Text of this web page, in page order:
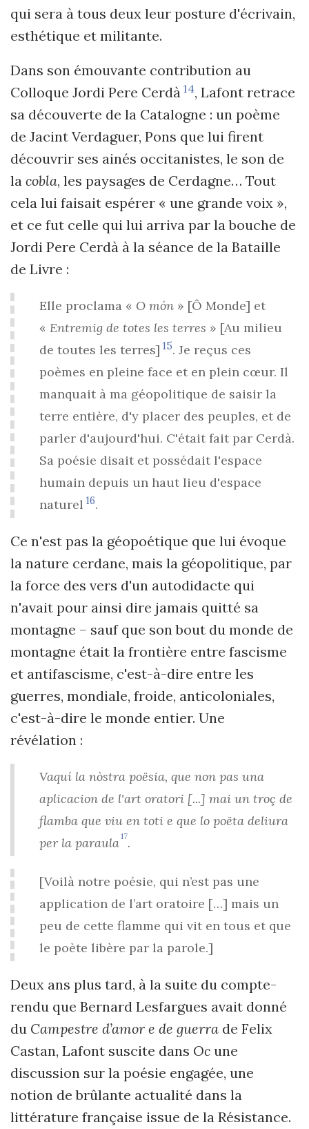
qui sera à tous deux leur posture d'écrivain,
esthétique et militante.
Dans son émouvante contribution au
Colloque Jordi Pere Cerdà 14, Lafont retrace
sa découverte de la Catalogne : un poème
de Jacint Verdaguer, Pons que lui firent
découvrir ses ainés occitanistes, le son de
la cobla, les paysages de Cerdagne… Tout
cela lui faisait espérer « une grande voix »,
et ce fut celle qui lui arriva par la bouche de
Jordi Pere Cerdà à la séance de la Bataille
de Livre :
Elle proclama « O món » [Ô Monde] et
« Entremig de totes les terres » [Au milieu
de toutes les terres] 15. Je reçus ces
poèmes en pleine face et en plein cœur. Il
manquait à ma géopolitique de saisir la
terre entière, d'y placer des peuples, et de
parler d'aujourd'hui. C'était fait par Cerdà.
Sa poésie disait et possédait l'espace
humain depuis un haut lieu d'espace
naturel 16.
Ce n'est pas la géopoétique que lui évoque
la nature cerdane, mais la géopolitique, par
la force des vers d'un autodidacte qui
n'avait pour ainsi dire jamais quitté sa
montagne – sauf que son bout du monde de
montagne était la frontière entre fascisme
et antifascisme, c'est-à-dire entre les
guerres, mondiale, froide, anticoloniales,
c'est-à-dire le monde entier. Une
révélation :
Vaquí la nòstra poësia, que non pas una
aplicacion de l'art oratori [...] mai un troç de
flamba que viu en toti e que lo poëta deliura
per la paraula17.
[Voilà notre poésie, qui n’est pas une
application de l’art oratoire […] mais un
peu de cette flamme qui vit en tous et que
le poète libère par la parole.]
Deux ans plus tard, à la suite du compte-
rendu que Bernard Lesfargues avait donné
du Campestre d’amor e de guerra de Felix
Castan, Lafont suscite dans Oc une
discussion sur la poésie engagée, une
notion de brûlante actualité dans la
littérature française issue de la Résistance.